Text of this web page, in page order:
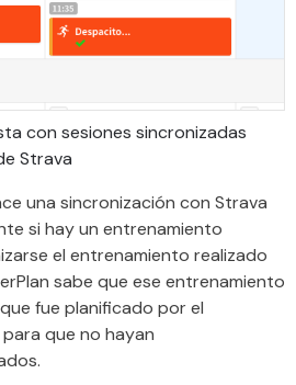
con sesiones sincronizadas
Strava
una sincronización con Strava
si hay un entrenamiento
el entrenamiento realizado
sabe que ese entrenamiento
fue planificado por el
que no hayan